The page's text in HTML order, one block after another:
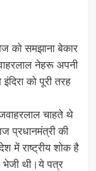
को समझाना बेकार
नेहरू अपनी
को पूरी तरह
चाहते थे
प्रधानमंत्री की
में राष्ट्रीय शोक है
भेजी थी।ये पत्र